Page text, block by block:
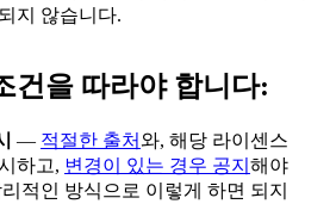
지 않습니다.
건을 따라야 합니다:
— 적절한 출처와, 해당 라이센스
하고, 변경이 있는 경우 공지 해야
적인 방식으로 이렇게 하면 되지